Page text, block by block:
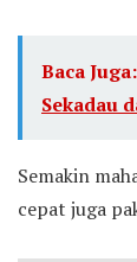
Baca Juga:
Sekadau
Semakin
cepat juga